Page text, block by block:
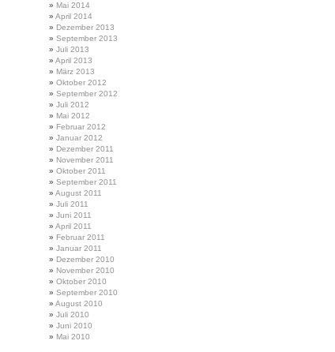
Mai 2014
April 2014
Dezember 2013
September 2013
Juli 2013
April 2013
März 2013
Oktober 2012
September 2012
Juli 2012
Mai 2012
Februar 2012
Januar 2012
Dezember 2011
November 2011
Oktober 2011
September 2011
August 2011
Juli 2011
Juni 2011
April 2011
Februar 2011
Januar 2011
Dezember 2010
November 2010
Oktober 2010
September 2010
August 2010
Juli 2010
Juni 2010
Mai 2010